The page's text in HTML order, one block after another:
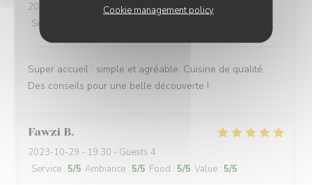
Cookie management policy
2023-10-29
- 20:00 - Guests 3
Service
Super accueil : simple et agréable. Cuisine de qualité.
Des conseils pour une belle découverte !
Fawzi B
2023-10-29 - 19:30 - Guests 4
Service : 5/5 Ambiance : 5/5 Food : 5/5 Value : 5/5